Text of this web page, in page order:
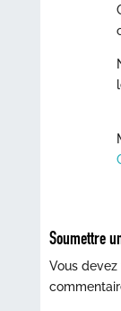
Soumettre
Vous devez